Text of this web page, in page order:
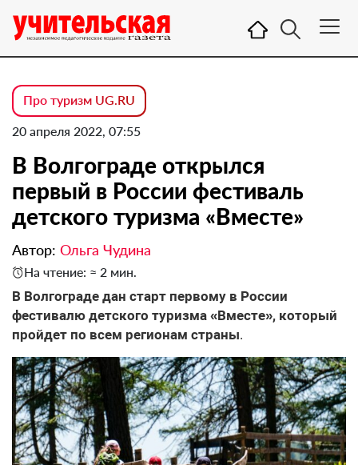
Про туризм UG.RU
20 апреля 2022, 07:55
В Волгограде открылся
первый в России фестиваль
детского туризма «Вместе»
Автор: Ольга Чудина
На чтение: ≈ 2 мин.
В Волгограде дан старт первому в России
фестивалю детского туризма «Вместе», который
пройдет по всем регионам страны.